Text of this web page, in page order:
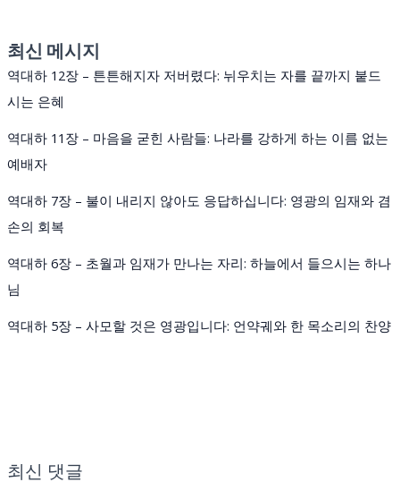
최신 메시지
역대하 12장 – 튼튼해지자 저버렸다: 뉘우치는 자를 끝까지 붙드
시는 은혜
역대하 11장 – 마음을 굳힌 사람들: 나라를 강하게 하는 이름 없는
예배자
역대하 7장 – 불이 내리지 않아도 응답하십니다: 영광의 임재와 겸
손의 회복
역대하 6장 – 초월과 임재가 만나는 자리: 하늘에서 들으시는 하나
님
역대하 5장 – 사모할 것은 영광입니다: 언약궤와 한 목소리의 찬양
최신 댓글